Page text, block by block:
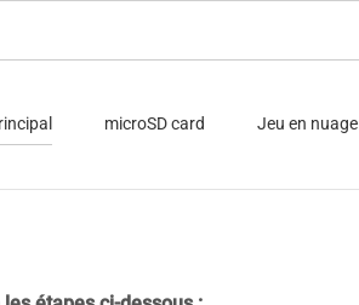
microSD card Jeu en nuage